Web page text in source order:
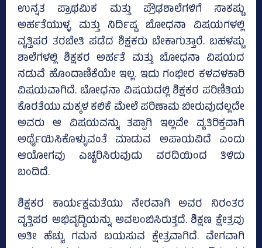
ಉನ್ನತ ಪ್ರಾಥಮಿಕ ಮತ್ತು ಪ್ರೌಢಶಾಲೆಗಳಿಗೆ ಸಾಕಷ್ಟು
ಅರ್ಹತೆಯುಳ್ಳ ಮತ್ತು ನಿರ್ದಿಷ್ಟ ಬೋಧನಾ ವಿಷಯಗಳಲ್ಲಿ
ವೃತ್ತಿಪರ ತರಬೇತಿ ಪಡೆದ ಶಿಕ್ಷಕರು ಬೇಕಾಗುತ್ತಾರೆ. ಬಹಳಷ್ಟು
ಶಾಲೆಗಳಲ್ಲಿ ಶಿಕ್ಷಕರ ಅರ್ಹತೆ ಮತ್ತು ಬೋಧನಾ ವಿಷಯದ
ನಡುವೆ ಹೊಂದಾಣಿಕೆಯೇ ಇಲ್ಲ. ಇದು ಗಂಭೀರ ಕಳವಳಕಾರಿ
ವಿಷಯವಾಗಿದೆ. ಬೋಧನಾ ವಿಷಯದಲ್ಲಿ ಶಿಕ್ಷಕರ ಪರಿಣಿತಿಯ
ಕೊರತೆಯು ಮಕ್ಕಳ ಕಲಿಕೆ ಮೇಲೆ ಪರಿಣಾಮ ಬೀರುವುದಲ್ಲದೇ
ಅವರು ಆ ವಿಷಯವನ್ನು ತಪ್ಪಾಗಿ ಇಲ್ಲವೇ ವ್ಯತಿರಿಕ್ತವಾಗಿ
ಅರ್ಥೈಯಿಸಿಕೊಳ್ಳುವಂತೆ ಮಾಡುವ ಅಪಾಯವಿದೆ ಎಂದು
ಆಯೋಗವು ಎಚ್ಚರಿಸಿರುವುದು ವರದಿಯಿಂದ ತಿಳಿದು
ಬಂದಿದೆ.
ಶಿಕ್ಷಕರ ಕಾರ್ಯಕ್ಷಮತೆಯು ನೇರವಾಗಿ ಅವರ ನಿರಂತರ
ವೃತ್ತಿಪರ ಅಭಿವೃದ್ಧಿಯನ್ನು ಅವಲಂಬಿಸಿರುತ್ತದೆ. ಶಿಕ್ಷಣ ಕ್ಷೇತ್ರವು
ಅತೀ ಹೆಚ್ಚು ಗಮನ ಬಯಸುವ ಕ್ಷೇತ್ರವಾಗಿದೆ. ವೇಗವಾಗಿ